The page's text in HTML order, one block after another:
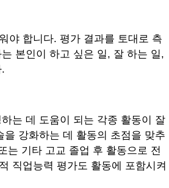
야 합니다. 평가 결과를 토대로 측
본인이 하고 싶은 일, 잘 하는 일,
는 데 도움이 되는 각종 활동이 잘
강화하는 데 활동의 초점을 맞추
는 기타 고교 졸업 후 활동으로 전
직업능력 평가도 활동에 포함시켜